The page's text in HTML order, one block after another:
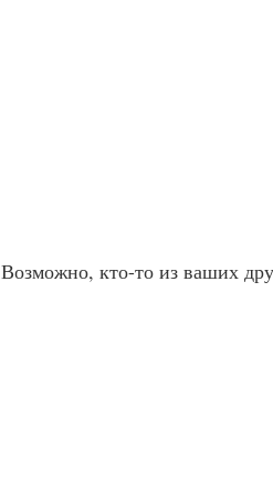
Возможно, кто-то из ваших